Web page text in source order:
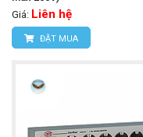
Giá: Liên hệ
ĐẶT MUA